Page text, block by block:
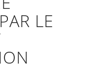
LE